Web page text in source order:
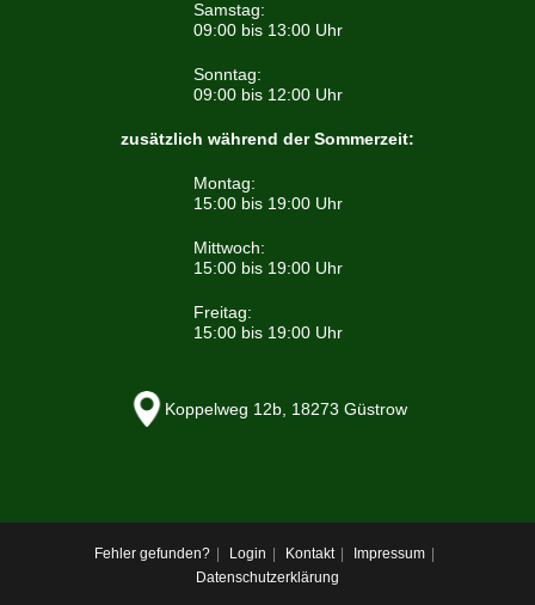
Samstag:
09:00 bis 13:00 Uhr
Sonntag:
09:00 bis 12:00 Uhr
zusätzlich während der Sommerzeit:
Montag:
15:00 bis 19:00 Uhr
Mittwoch:
15:00 bis 19:00 Uhr
Freitag:
15:00 bis 19:00 Uhr
Koppelweg 12b, 18273 Güstrow
Fehler gefunden? Login Kontakt
Impressum
Datenschutzerklärung